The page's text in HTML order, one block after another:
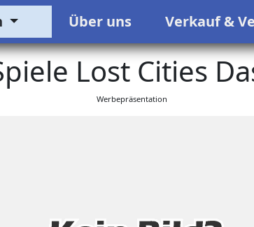
Über uns Verkauf &
Lost Cities
Werbepräsentation